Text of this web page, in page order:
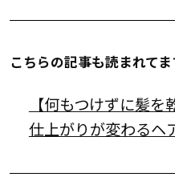
こちらの記事も読まれてま
【何もつけずに髪を
仕上がりが変わるヘ